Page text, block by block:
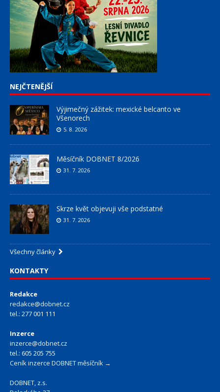
NEJČTENĚJŠÍ
Výjimečný zážitek: mexické belcanto ve
Všenorech
5. 8. 2026
Měsíčník DOBNET 8/2026
31. 7. 2026
Skrze květ objevuji vše podstatné
31. 7. 2026
Všechny články
KONTAKTY
Redakce
redakce@dobnet.cz
tel.: 277 001 111
Inzerce
inzerce@dobnet.cz
tel.: 605 205 755
Ceník inzerce DOBNET měsíčník →
DOBNET, z.s.